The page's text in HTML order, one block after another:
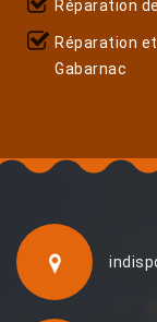
Réparation
Réparation
Gabarnac